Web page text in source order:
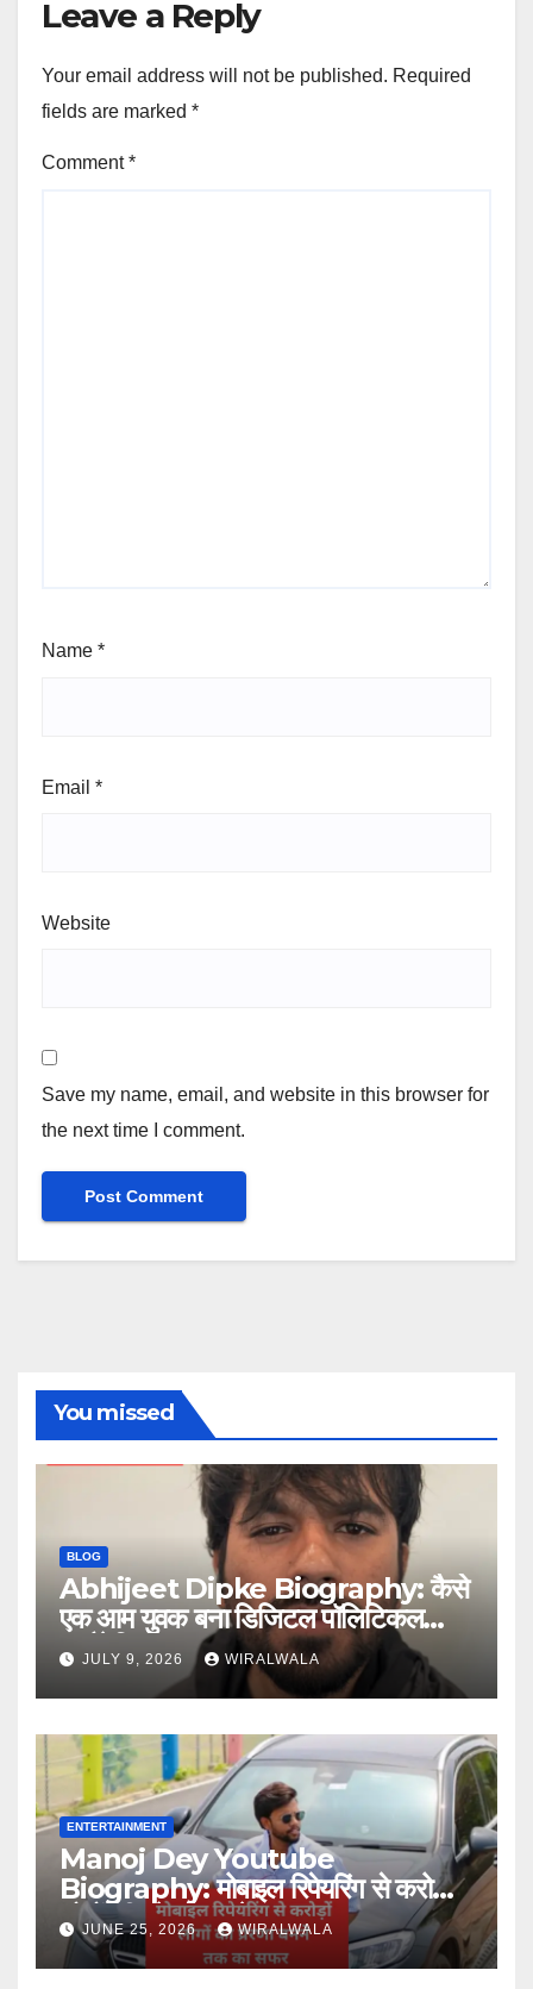
Leave a Reply
Your email address will not be published. Required
fields are marked *
Comment*
Name *
Email *
Website
Save my name, email, and website in this browser for
the next time I comment.
You missed
BLOG
Abhijeet Dipke Biography: कैसे
एक आम युवक बना डिजिटल पॉलिटिकल
स्ट्रैटेजिस्ट
JULY 9, 2026 WIRALWALA
ENTERTAINMENT
Manoj Dey Youtube
Biography: मोबाइल रिपेयरिंग से करोड़ों
लोगों की प्रेरणा बनने तक का सफर
JUNE 25, 2026 WIRALWALA